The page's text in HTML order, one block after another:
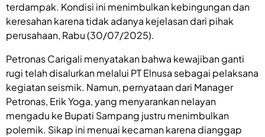
terdampak. Kondisi ini menimbulkan kebingungan dan
keresahan karena tidak adanya kejelasan dari pihak
perusahaan, Rabu (30/07/2025).
Petronas Carigali menyatakan bahwa kewajiban ganti
rugi telah disalurkan melalui PT Elnusa sebagai pelaksana
kegiatan seismik. Namun, pernyataan dari Manager
Petronas, Erik Yoga, yang menyarankan nelayan
mengadu ke Bupati Sampang justru menimbulkan
polemik. Sikap ini menuai kecaman karena dianggap